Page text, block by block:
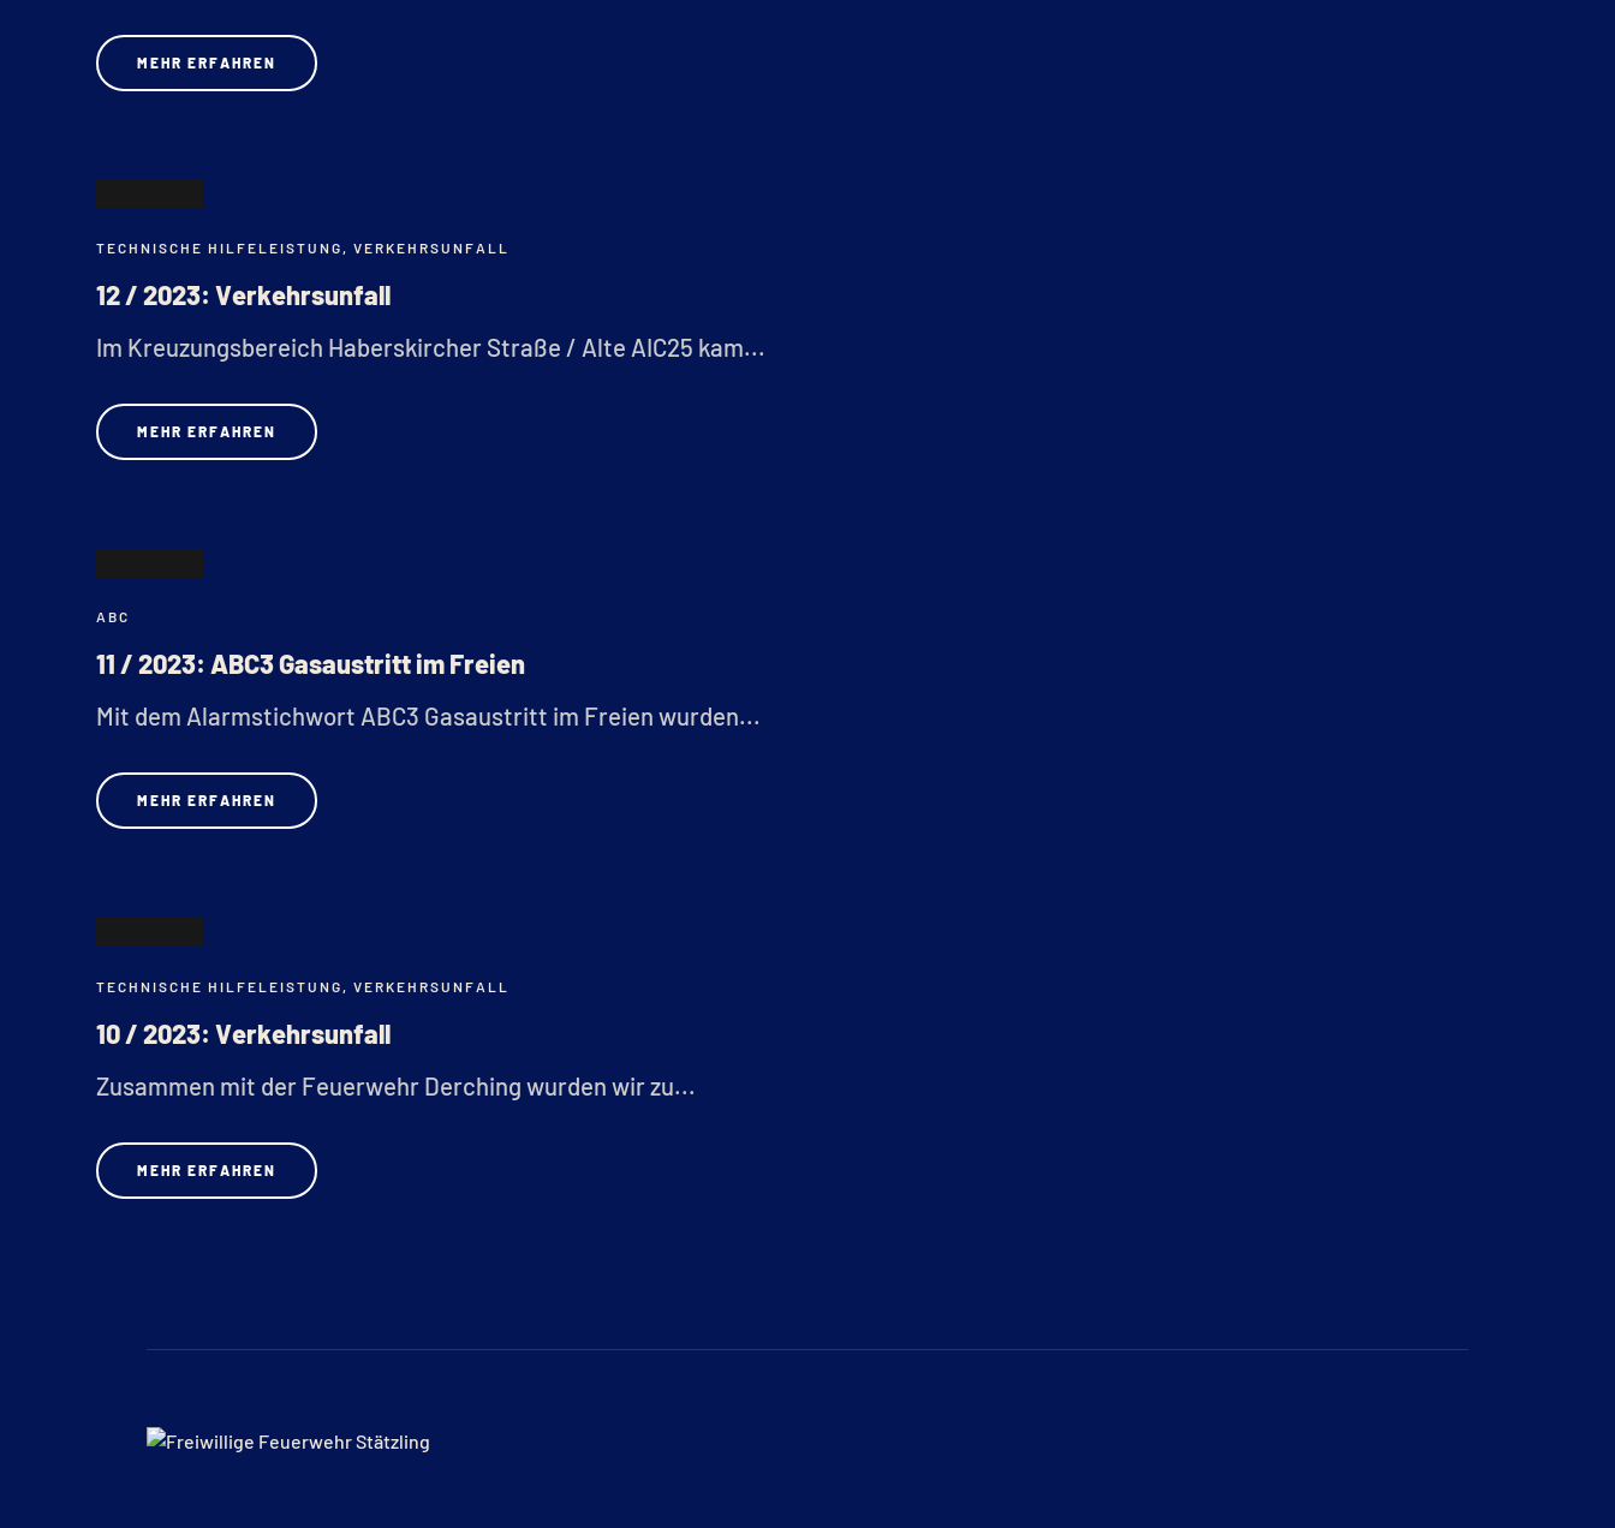
MEHR ERFAHREN
21
TECHNISCHE HILFELEISTUNG , VERKEHRSUNFALL
12 / 2023: Verkehrsunfall
Im Kreuzungsbereich Haberskircher Straße / Alte AIC25 kam...
MEHR ERFAHREN
09
ABC
11 / 2023: ABC3 Gasaustritt im Freien
Mit dem Alarmstichwort ABC3 Gasaustritt im Freien wurden...
MEHR ERFAHREN
03
TECHNISCHE HILFELEISTUNG , VERKEHRSUNFALL
10 / 2023: Verkehrsunfall
Zusammen mit der Feuerwehr Derching wurden wir zu...
MEHR ERFAHREN